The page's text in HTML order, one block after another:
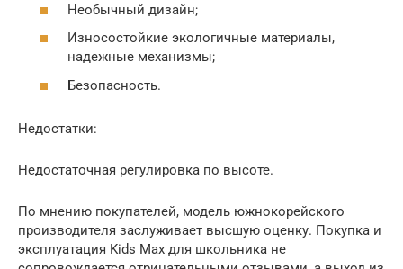
Необычный дизайн;
Износостойкие экологичные материалы,
надежные механизмы;
Безопасность.
Недостатки:
Недостаточная регулировка по высоте.
По мнению покупателей, модель южнокорейского
производителя заслуживает высшую оценку. Покупка и
эксплуатация Kids Max для школьника не